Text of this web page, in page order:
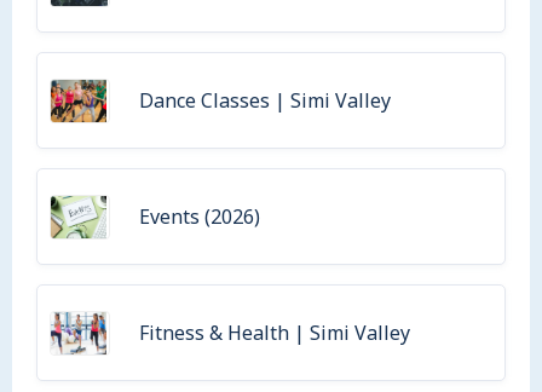
Dance Classes | Simi Valley
Events (2026)
Fitness & Health | Simi Valley